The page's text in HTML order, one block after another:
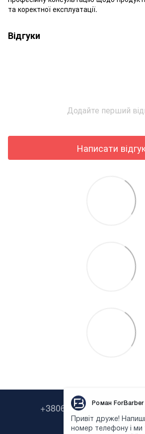
та коректної експлуатації.
Відгуки
Додайте перший
Написати
+380638322646
Контактна